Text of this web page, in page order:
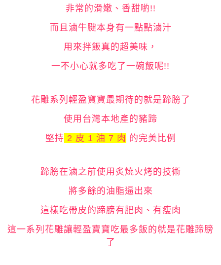
非常的滑嫩、香甜喲!!
而且滷牛腱本身有一點點滷汁
用來拌飯真的超美味，
一不小心就多吃了一碗飯呢!!
花雕系列輕盈寶寶最期待的就是蹄膀了
使用台灣本地產的豬蹄
堅持 2 皮 1 油 7 肉 的完美比例
蹄膀在滷之前使用炙燒火烤的技術
將多餘的油脂逼出來
這樣吃帶皮的蹄膀有肥肉、有瘦肉
這一系列花雕讓輕盈寶寶吃最多飯的就是花雕蹄膀
了